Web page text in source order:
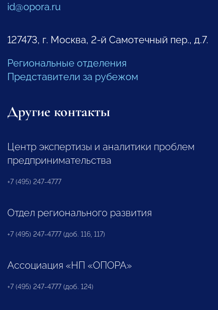
id@opora.ru
127473, г. Москва, 2-й Самотечный пер., д.7.
Региональные отделения
Представители за рубежом
Другие контакты
Центр экспертизы и аналитики проблем
предпринимательства
+7 (495) 247-4777
Отдел регионального развития
+7 (495) 247-4777 (доб. 116, 117)
Ассоциация «НП «ОПОРА»
+7 (495) 247-4777 (доб. 124)